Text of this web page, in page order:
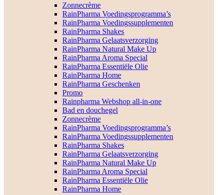
Zonnecrème
RainPharma Voedingsprogramma’s
RainPharma Voedingssupplementen
RainPharma Shakes
RainPharma Gelaatsverzorging
RainPharma Natural Make Up
RainPharma Aroma Special
RainPharma Essentiële Olie
RainPharma Home
RainPharma Geschenken
Promo
Rainpharma Webshop all-in-one
Bad en douchegel
Zonnecrème
RainPharma Voedingsprogramma’s
RainPharma Voedingssupplementen
RainPharma Shakes
RainPharma Gelaatsverzorging
RainPharma Natural Make Up
RainPharma Aroma Special
RainPharma Essentiële Olie
RainPharma Home